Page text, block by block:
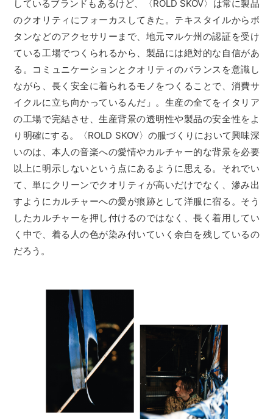
しているブランドもあるけど、〈ROLD SKOV〉は常に製品
のクオリティにフォーカスしてきた。テキスタイルからボ
タンなどのアクセサリーまで、地元マルケ州の認証を受け
ている工場でつくられるから、製品には絶対的な自信があ
る。コミュニケーションとクオリティのバランスを意識し
ながら、長く安全に着られるモノをつくることで、消費サ
イクルに立ち向かっているんだ」。生産の全てをイタリア
の工場で完結させ、生産背景の透明性や製品の安全性をよ
り明確にする。〈ROLD SKOV〉の服づくりにおいて興味深
いのは、本人の音楽への愛情やカルチャー的な背景を必要
以上に明示しないという点にあるように思える。それでい
て、単にクリーンでクオリティが高いだけでなく、滲み出
すようにカルチャーへの愛が痕跡として洋服に宿る。そう
したカルチャーを押し付けるのではなく、長く着用してい
く中で、着る人の色が染み付いていく余白を残しているの
だろう。